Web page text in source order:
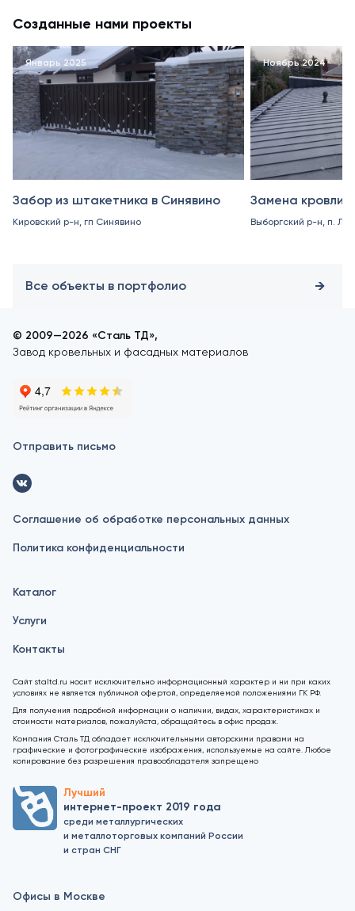
Созданные нами проекты
Январь 2025
Забор из штакетника в Синявино
Кировский р-н, гп Синявино
Ноябрь 2024
Замена кровли
Выборгский р-н, п.
Все объекты в портфолио
© 2009—2026 «Сталь ТД»,
Завод кровельных и фасадных материалов
Отправить письмо
Соглашение об обработке персональных данных
Политика конфиденциальности
Каталог
Услуги
Контакты
Сайт staltd.ru носит исключительно информационный характер и ни при каких
условиях не является публичной офертой, определяемой положениями ГК РФ.
Для получения подробной информации о наличии, видах, характеристиках и
стоимости материалов, пожалуйста, обращайтесь в офис продаж.
Компания Сталь ТД обладает исключительными авторскими правами на
графические и фотографические изображения, используемые на сайте. Любое
копирование без разрешения правообладателя запрещено
Лучший
интернет-проект 2019 года
среди металлургических
и металлоторговых компаний России
и стран СНГ
Офисы в Москве